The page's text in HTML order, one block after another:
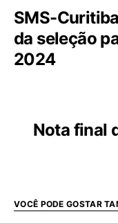
SMS-
da seleção
2024
Nota final
VOCÊ PODE GOSTAR